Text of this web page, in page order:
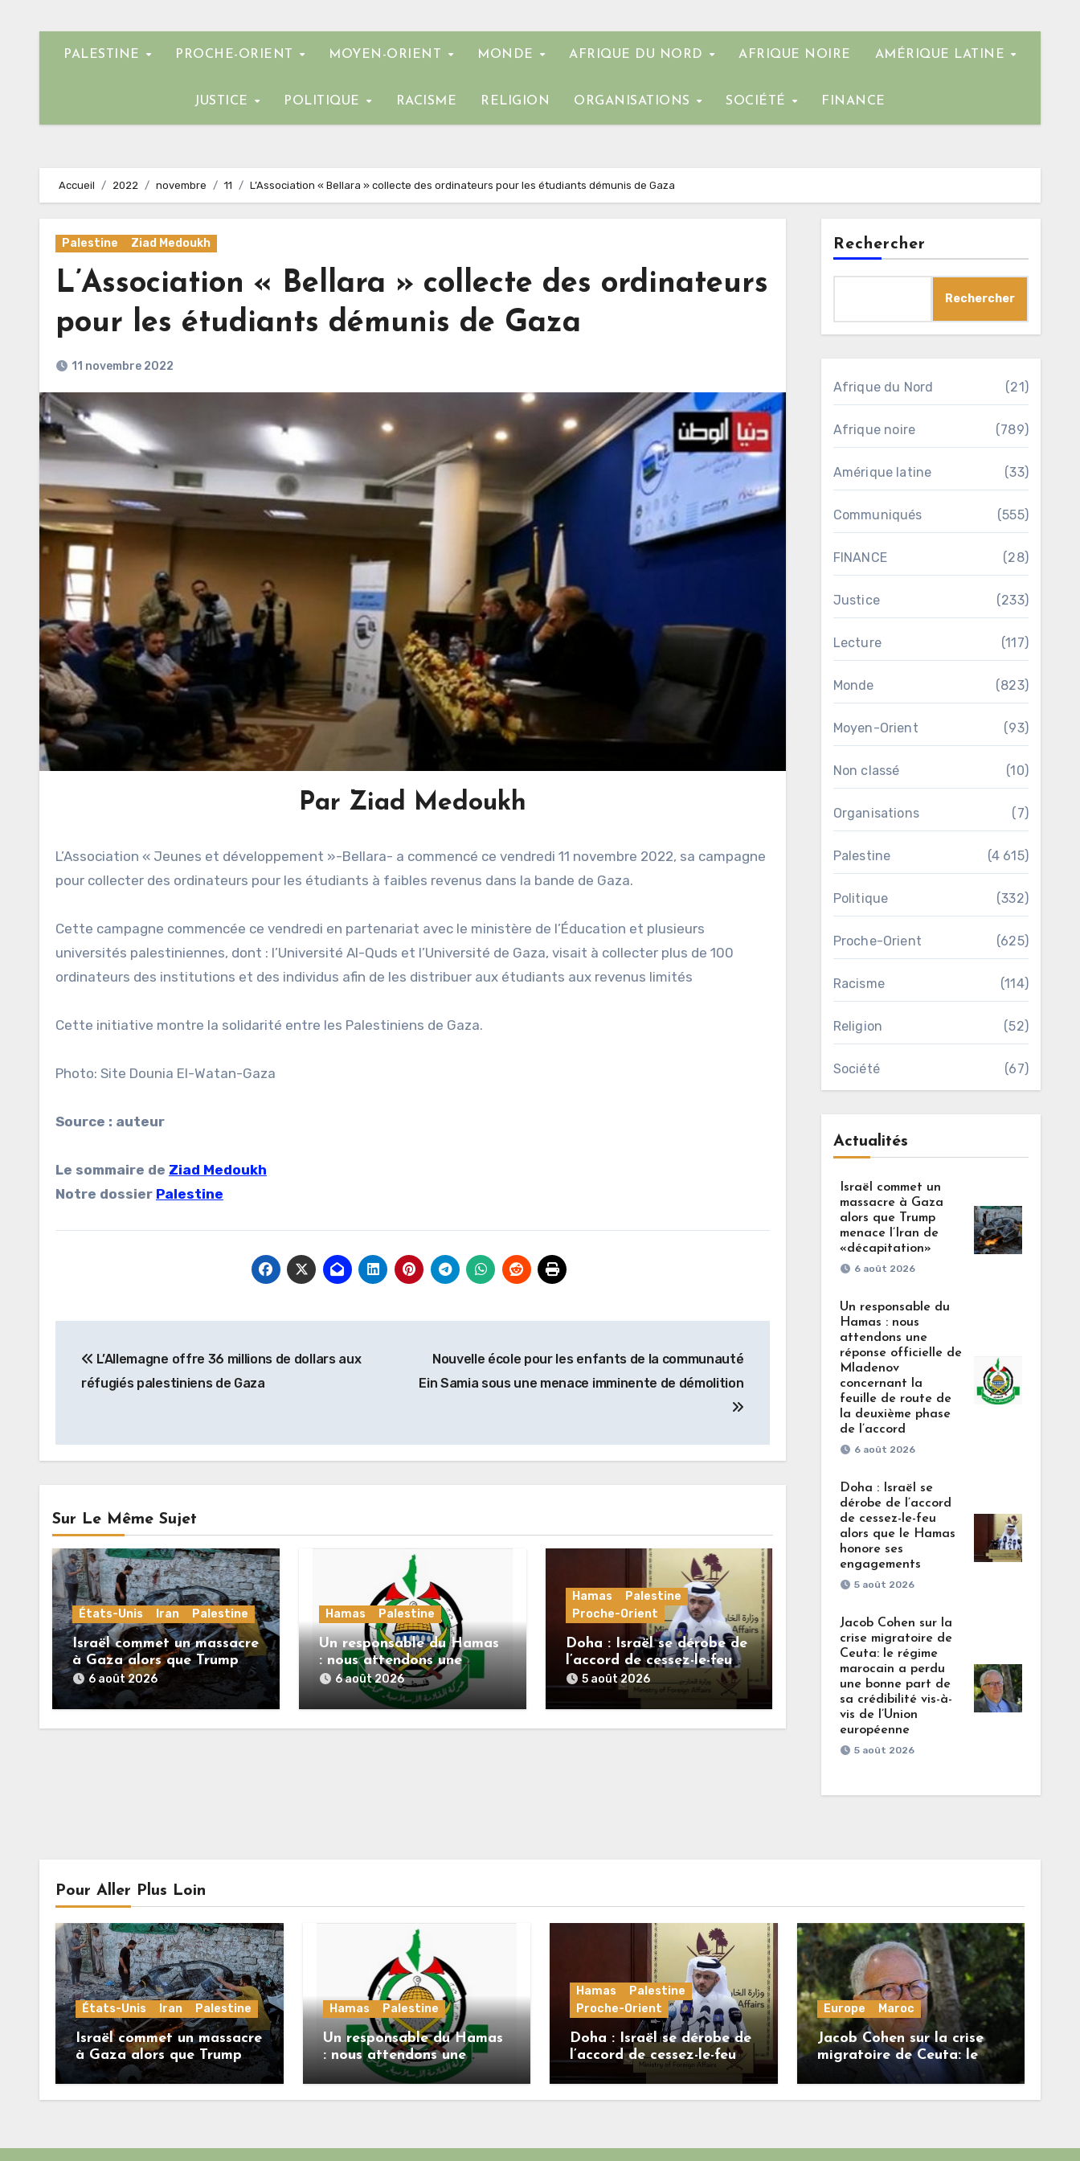
PALESTINE PROCHE-ORIENT MOYEN-ORIENT MONDE AFRIQUE DU NORD AFRIQUE NOIRE AMÉRIQUE LATINE
JUSTICE POLITIQUE RACISME RELIGION ORGANISATIONS SOCIÉTÉ FINANCE
Accueil 2022 novembre 11 L’Association « Bellara » collecte des ordinateurs pour les étudiants démunis de Gaza
Palestine Ziad Medoukh
L’Association « Bellara » collecte des ordinateurs
pour les étudiants démunis de Gaza
11 novembre 2022
Par Ziad Medoukh
L’Association « Jeunes et développement »-Bellara- a commencé ce vendredi 11 novembre 2022, sa campagne
pour collecter des ordinateurs pour les étudiants à faibles revenus dans la bande de Gaza.
Cette campagne commencée ce vendredi en partenariat avec le ministère de l’Éducation et plusieurs
universités palestiniennes, dont : l’Université Al-Quds et l’Université de Gaza, visait à collecter plus de 100
ordinateurs des institutions et des individus afin de les distribuer aux étudiants aux revenus limités
Cette initiative montre la solidarité entre les Palestiniens de Gaza.
Photo: Site Dounia El-Watan-Gaza
Source : auteur
Le sommaire de Ziad Medoukh
Notre dossier Palestine
de
L’Allemagne offre 36 millions de dollars aux
réfugiés palestiniens de Gaza
Nouvelle école pour les enfants de la communauté
Ein Samia sous une menace imminente de démolition
Sur Le Même Sujet
États-Unis Iran Palestine
Israël commet un massacre
à Gaza alors que Trump
menace l’Iran de
«décapitation»
6 août 2026
Hamas Palestine
Un responsable du Hamas
: nous attendons une
réponse officielle de
Mladenov concernant la
feuille de route de la
deuxième phase de
6 août 2026
Hamas
Palestine
Proche-Orient
Doha : Israël se dérobe de
l’accord de cessez-le-feu
alors que le Hamas honore
ses engagements
5 août 2026
Rechercher
Rechercher
Afrique du Nord (21)
Afrique noire (789)
Amérique latine (33)
Communiqués (555)
FINANCE (28)
Justice (233)
Lecture (117)
Monde (823)
Moyen-Orient (93)
Non classé (10)
Organisations (7)
Palestine (4 615)
Politique (332)
Proche-Orient (625)
Racisme (114)
Religion (52)
Société (67)
Actualités
Israël commet un
massacre à Gaza
alors que Trump
menace l’Iran de
«décapitation»
6 août 2026
Un responsable du
Hamas : nous
attendons une
réponse officielle de
Mladenov
concernant la
feuille de route de
la deuxième phase
de l’accord
6 août 2026
Doha : Israël se
dérobe de l’accord
de cessez-le-feu
alors que le Hamas
honore ses
engagements
5 août 2026
Jacob Cohen sur la
crise migratoire de
Ceuta: le régime
marocain a perdu
une bonne part de
sa crédibilité vis-à-
vis de l’Union
européenne
5 août 2026
Pour Aller Plus Loin
États-Unis Iran Palestine
Israël commet un massacre
à Gaza alors que Trump
menace l’Iran de
«décapitation»
Hamas Palestine
Un responsable du Hamas
: nous attendons une
réponse officielle de
Mladenov concernant la
Hamas
Palestine
Proche-Orient
Doha : Israël se dérobe de
l’accord de cessez-le-feu
alors que le Hamas honore
ses engagements
Europe Maroc
Jacob Cohen sur la crise
migratoire de Ceuta: le
régime marocain a perdu
une bonne part de sa